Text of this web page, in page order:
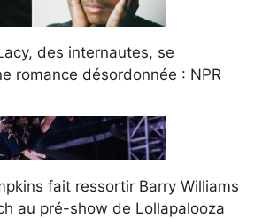
des internautes, se
romance désordonnée : NPR
fait ressortir Barry Williams
au pré-show de Lollapalooza